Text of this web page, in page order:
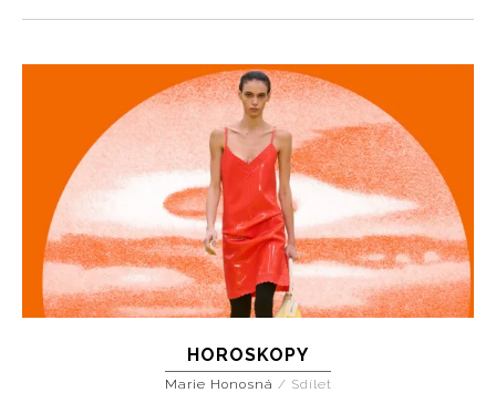
HOROSKOPY
Marie Honosná / Sdílet